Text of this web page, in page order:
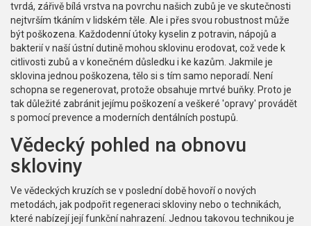
tvrdá, zářivě bílá vrstva na povrchu našich zubů je ve skutečnosti
nejtvrším tkáním v lidském těle. Ale i přes svou robustnost může
být poškozena. Každodenní útoky kyselin z potravin, nápojů a
bakterií v naší ústní dutině mohou sklovinu erodovat, což vede k
citlivosti zubů a v konečném důsledku i ke kazům. Jakmile je
sklovina jednou poškozena, tělo si s tím samo neporadí. Není
schopna se regenerovat, protože obsahuje mrtvé buňky. Proto je
tak důležité zabránit jejímu poškození a veškeré 'opravy' provádět
s pomocí prevence a moderních dentálních postupů.
Vědecký pohled na obnovu
skloviny
Ve vědeckých kruzích se v poslední době hovoří o nových
metodách, jak podpořit regeneraci skloviny nebo o technikách,
které nabízejí její funkční nahrazení. Jednou takovou technikou je